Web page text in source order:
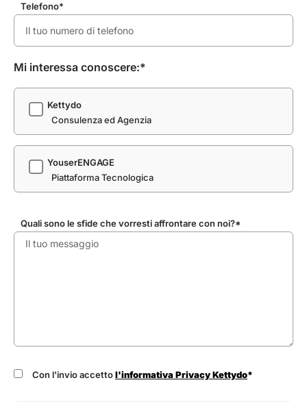
Telefono*
Mi interessa conoscere:*
Kettydo
Consulenza ed Agenzia
YouserENGAGE
Piattaforma Tecnologica
Quali sono le sfide che vorresti affrontare con noi?*
Con l'invio accettol'informativa Privacy Kettydo*